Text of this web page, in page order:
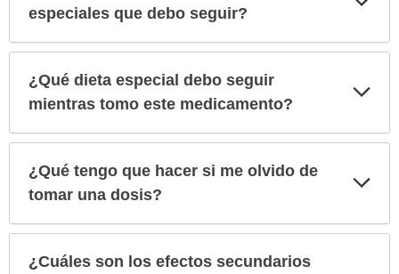
especiales que debo seguir?
¿Qué dieta especial debo seguir
mientras tomo este medicamento?
¿Qué tengo que hacer si me olvido de
tomar una dosis?
¿Cuáles son los efectos secundarios